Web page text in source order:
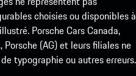
choisies ou disponibles à
Porsche Cars Canada,
(AG) et leurs filiales ne
typographie ou autres erreurs.